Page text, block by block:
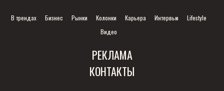
В трендах Бизнес Рынки Колонки Карьера Интервью
Lifestyle
Видео
КОНТАКТЫ
РЕКЛАМА